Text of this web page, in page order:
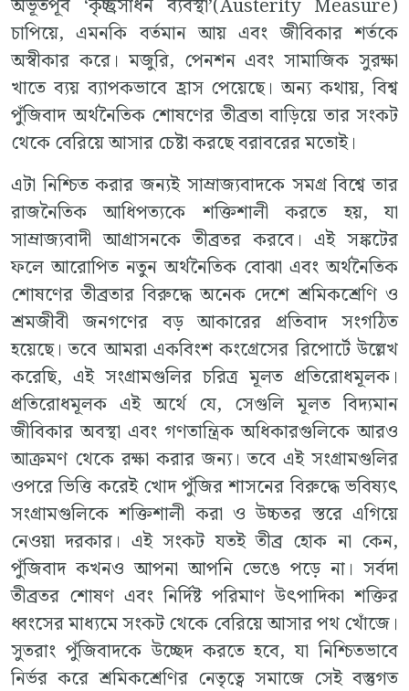
অভূতপূর্ব ‘কৃচ্ছ্রসাধন ব্যবস্থা’(Austerity Measure)
চাপিয়ে, এমনকি বর্তমান আয় এবং জীবিকার শর্তকে
অস্বীকার করে। মজুরি, পেনশন এবং সামাজিক সুরক্ষা
খাতে ব্যয় ব্যাপকভাবে হ্রাস পেয়েছে। অন্য কথায়, বিশ্ব
পুঁজিবাদ অর্থনৈতিক শোষণের তীব্রতা বাড়িয়ে তার সংকট
থেকে বেরিয়ে আসার চেষ্টা করছে বরাবরের মতোই।
এটা নিশ্চিত করার জন্যই সাম্রাজ্যবাদকে সমগ্র বিশ্বে তার
রাজনৈতিক আধিপত্যকে শক্তিশালী করতে হয়, যা
সাম্রাজ্যবাদী আগ্রাসনকে তীব্রতর করবে। এই সঙ্কটের
ফলে আরোপিত নতুন অর্থনৈতিক বোঝা এবং অর্থনৈতিক
শোষণের তীব্রতার বিরুদ্ধে অনেক দেশে শ্রমিকশ্রেণি ও
শ্রমজীবী জনগণের বড় আকারের প্রতিবাদ সংগঠিত
হয়েছে। তবে আমরা একবিংশ কংগ্রেসের রিপোর্টে উল্লেখ
করেছি, এই সংগ্রামগুলির চরিত্র মূলত প্রতিরোধমূলক।
প্রতিরোধমূলক এই অর্থে যে, সেগুলি মূলত বিদ্যমান
জীবিকার অবস্থা এবং গণতান্ত্রিক অধিকারগুলিকে আরও
আক্রমণ থেকে রক্ষা করার জন্য। তবে এই সংগ্রামগুলির
ওপরে ভিত্তি করেই খোদ পুঁজির শাসনের বিরুদ্ধে ভবিষ্যৎ
সংগ্রামগুলিকে শক্তিশালী করা ও উচ্চতর স্তরে এগিয়ে
নেওয়া দরকার। এই সংকট যতই তীব্র হোক না কেন,
পুঁজিবাদ কখনও আপনা আপনি ভেঙে পড়ে না। সর্বদা
তীব্রতর শোষণ এবং নির্দিষ্ট পরিমাণ উৎপাদিকা শক্তির
ধ্বংসের মাধ্যমে সংকট থেকে বেরিয়ে আসার পথ খোঁজে।
সুতরাং পুঁজিবাদকে উচ্ছেদ করতে হবে, যা নিশ্চিতভাবে
নির্ভর করে শ্রমিকশ্রেণির নেতৃত্বে সমাজে সেই বস্তুগত